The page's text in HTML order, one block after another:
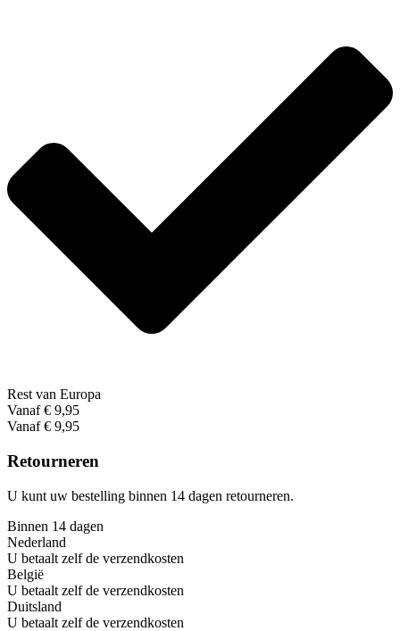
Rest van Europa
Vanaf € 9,95
Vanaf € 9,95
Retourneren
U kunt uw bestelling binnen 14 dagen retourneren.
Binnen 14 dagen
Nederland
U betaalt zelf de verzendkosten
België
U betaalt zelf de verzendkosten
Duitsland
U betaalt zelf de verzendkosten